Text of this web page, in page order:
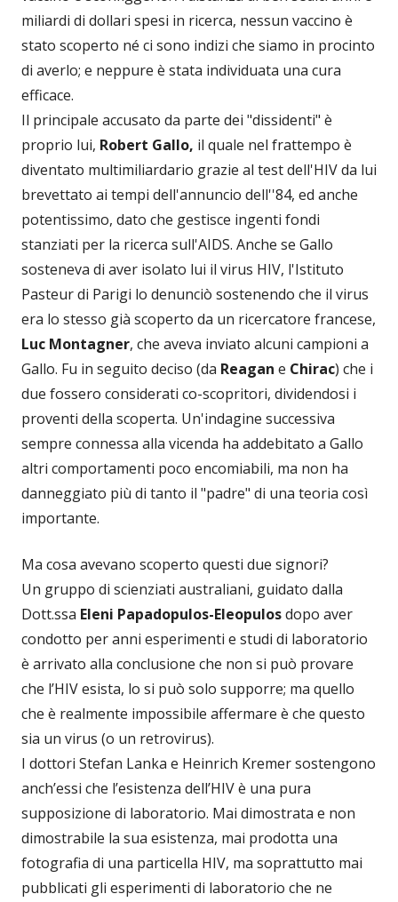
miliardi di dollari spesi in ricerca, nessun vaccino è
stato scoperto né ci sono indizi che siamo in procinto
di averlo; e neppure è stata individuata una cura
efficace.
Il principale accusato da parte dei "dissidenti" è
proprio lui, Robert Gallo, il quale nel frattempo è
diventato multimiliardario grazie al test dell'HIV da lui
brevettato ai tempi dell'annuncio dell''84, ed anche
potentissimo, dato che gestisce ingenti fondi
stanziati per la ricerca sull'AIDS. Anche se Gallo
sosteneva di aver isolato lui il virus HIV, l'Istituto
Pasteur di Parigi lo denunciò sostenendo che il virus
era lo stesso già scoperto da un ricercatore francese,
Luc Montagner, che aveva inviato alcuni campioni a
Gallo. Fu in seguito deciso (da Reagan e Chirac) che i
due fossero considerati co-scopritori, dividendosi i
proventi della scoperta. Un'indagine successiva
sempre connessa alla vicenda ha addebitato a Gallo
altri comportamenti poco encomiabili, ma non ha
danneggiato più di tanto il "padre" di una teoria così
importante.
Ma cosa avevano scoperto questi due signori?
Un gruppo di scienziati australiani, guidato dalla
Dott.ssa Eleni Papadopulos-Eleopulosdopo aver
condotto per anni esperimenti e studi di laboratorio
è arrivato alla conclusione che non si può provare
che l’HIV esista, lo si può solo supporre; ma quello
che è realmente impossibile affermare è che questo
sia un virus (o un retrovirus).
I dottori Stefan Lanka e Heinrich Kremer sostengono
anch’essi che l’esistenza dell’HIV è una pura
supposizione di laboratorio. Mai dimostrata e non
dimostrabile la sua esistenza, mai prodotta una
fotografia di una particella HIV, ma soprattutto mai
pubblicati gli esperimenti di laboratorio che ne